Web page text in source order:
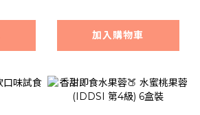
加入購物車